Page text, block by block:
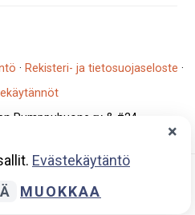
· Rekisteri- ja tietosuojaseloste ·
Pumppuhuone ry & #24
×
Evästekäytäntö
MUOKKAA